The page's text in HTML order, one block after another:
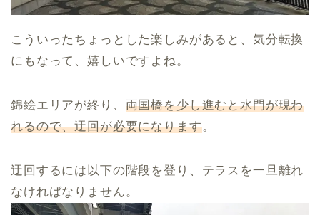
こういったちょっとした楽しみがあると、気分転換
にもなって、嬉しいですよね。
錦絵エリアが終り、 両国橋を少し進むと水門が現わ
れるので、迂回が必要になります。
迂回するには以下の階段を登り、テラスを一旦離れ
なければなりません。